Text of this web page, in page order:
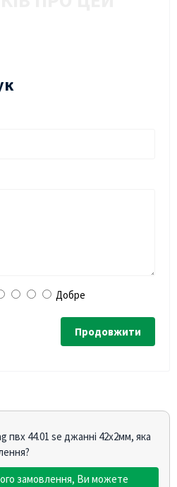
Добре
Продовжити
пвх 44.01 se джанні 42х2мм, яка
замовлення, Ви можете